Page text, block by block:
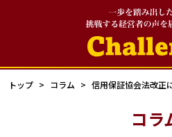
トップ コラム 信用保証協会法改正
コラ